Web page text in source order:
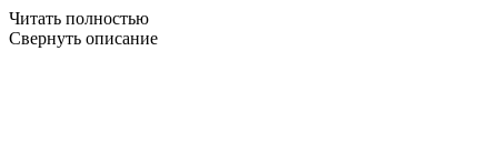
Читать полностью
Свернуть описание